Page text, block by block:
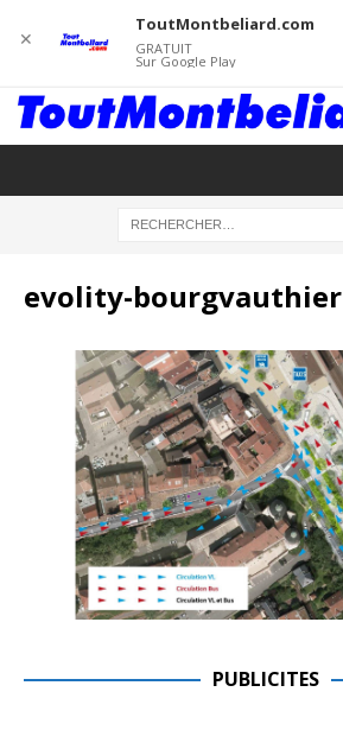
evolity-bourgvauthier
PUBLICITES
✕
ToutMontbeliard.com
GRATUIT
Sur Google Play